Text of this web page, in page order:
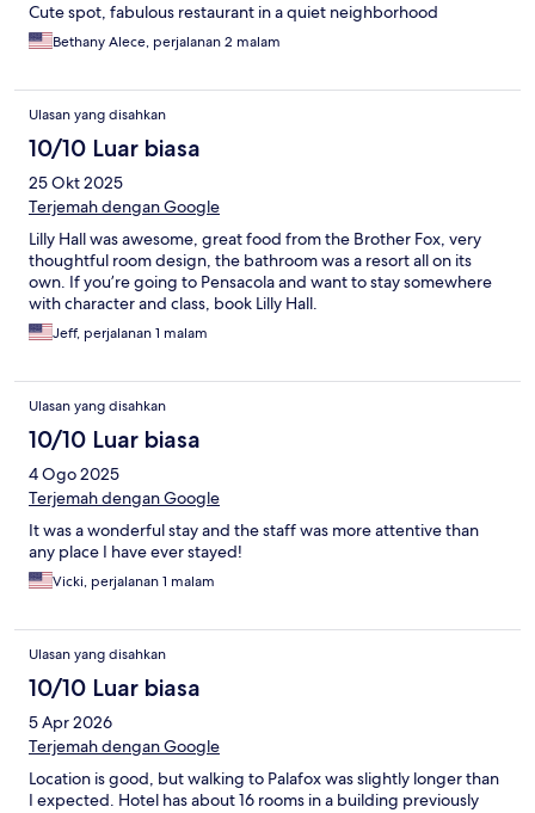
Cute spot, fabulous restaurant in a quiet neighborhood
Bethany Alece, perjalanan 2 malam
Ulasan yang disahkan
10/10 Luar biasa
25 Okt 2025
Terjemah dengan Google
Lilly Hall was awesome, great food from the Brother Fox, very
thoughtful room design, the bathroom was a resort all on its
own. If you’re going to Pensacola and want to stay somewhere
with character and class, book Lilly Hall.
Jeff, perjalanan 1 malam
Ulasan yang disahkan
10/10 Luar biasa
4 Ogo 2025
Terjemah dengan Google
It was a wonderful stay and the staff was more attentive than
any place I have ever stayed!
Vicki, perjalanan 1 malam
Ulasan yang disahkan
10/10 Luar biasa
5 Apr 2026
Terjemah dengan Google
Location is good, but walking to Palafox was slightly longer than
I expected. Hotel has about 16 rooms in a building previously